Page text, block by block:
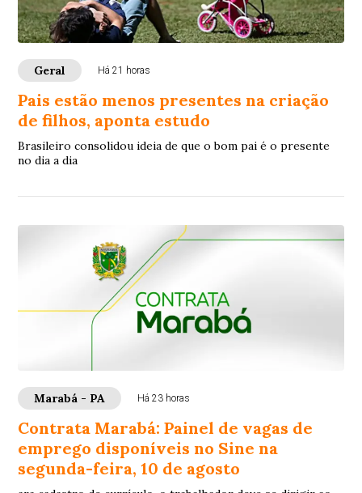
Geral Há 21 horas
Pais estão menos presentes na criação
de filhos, aponta estudo
Brasileiro consolidou ideia de que o bom pai é o presente
no dia a dia
Marabá - PA Há 23 horas
Contrata Marabá: Painel de vagas de
emprego disponíveis no Sine na
segunda-feira, 10 de agosto